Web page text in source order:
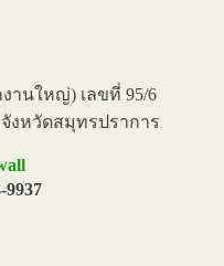
านใหญ่) เลขที่ 95/6
งหวัดสมุทรปราการ